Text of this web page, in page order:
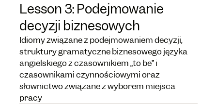
Lesson 3: Podejmowanie
decyzji biznesowych
Idiomy związane z podejmowaniem decyzji,
struktury gramatyczne biznesowego języka
angielskiego z czasownikiem „to be” i
czasownikami czynnościowymi oraz
słownictwo związane z wyborem miejsca
pracy